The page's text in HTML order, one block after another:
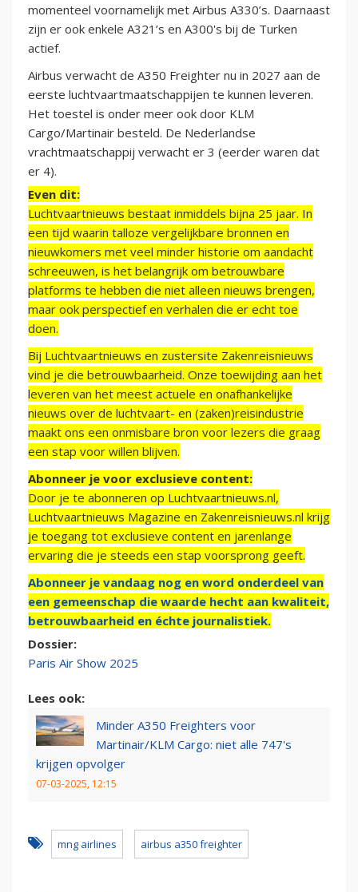
momenteel voornamelijk met Airbus A330’s. Daarnaast
zijn er ook enkele A321’s en A300's bij de Turken
actief.
Airbus verwacht de A350 Freighter nu in 2027 aan de
eerste luchtvaartmaatschappijen te kunnen leveren.
Het toestel is onder meer ook door KLM
Cargo/Martinair besteld. De Nederlandse
vrachtmaatschappij verwacht er 3 (eerder waren dat
er 4).
Even dit:
Luchtvaartnieuws bestaat inmiddels bijna 25 jaar. In
een tijd waarin talloze vergelijkbare bronnen en
nieuwkomers met veel minder historie om aandacht
schreeuwen, is het belangrijk om betrouwbare
platforms te hebben die niet alleen nieuws brengen,
maar ook perspectief en verhalen die er echt toe
doen.
Bij Luchtvaartnieuws en zustersite Zakenreisnieuws
vind je die betrouwbaarheid. Onze toewijding aan het
leveren van het meest actuele en onafhankelijke
nieuws over de luchtvaart- en (zaken)reisindustrie
maakt ons een onmisbare bron voor lezers die graag
een stap voor willen blijven.
Abonneer je voor exclusieve content:
Door je te abonneren op Luchtvaartnieuws.nl,
Luchtvaartnieuws Magazine en Zakenreisnieuws.nl krijg
je toegang tot exclusieve content en jarenlange
ervaring die je steeds een stap voorsprong geeft.
Abonneer je vandaag nog en word onderdeel van
een gemeenschap die waarde hecht aan kwaliteit,
betrouwbaarheid en échte journalistiek.
Dossier:
Paris Air Show 2025
Lees ook:
Minder A350 Freighters voor
Martinair/KLM Cargo: niet alle 747's
krijgen opvolger
07-03-2025, 12:15
mng airlines airbus a350 freighter